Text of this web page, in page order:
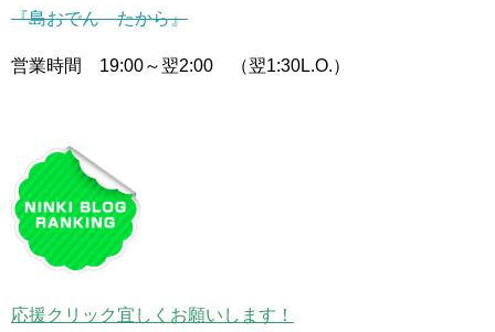
『島おでん たから』
営業時間 19:00～翌2:00 （翌1:30L.O.）
応援クリック宜しくお願いします！